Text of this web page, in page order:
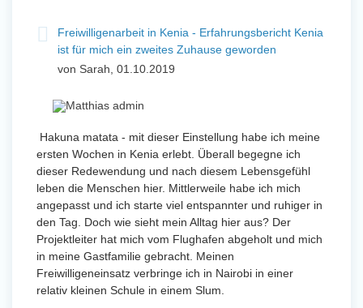
Freiwilligenarbeit in Kenia - Erfahrungsbericht Kenia
ist für mich ein zweites Zuhause geworden
von Sarah, 01.10.2019
Hakuna matata - mit dieser Einstellung habe ich meine
ersten Wochen in Kenia erlebt. Überall begegne ich
dieser Redewendung und nach diesem Lebensgefühl
leben die Menschen hier. Mittlerweile habe ich mich
angepasst und ich starte viel entspannter und ruhiger in
den Tag. Doch wie sieht mein Alltag hier aus? Der
Projektleiter hat mich vom Flughafen abgeholt und mich
in meine Gastfamilie gebracht. Meinen
Freiwilligeneinsatz verbringe ich in Nairobi in einer
relativ kleinen Schule in einem Slum.